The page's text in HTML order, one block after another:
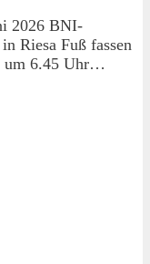
2026 BNI-
Riesa Fuß fassen
um 6.45 Uhr…